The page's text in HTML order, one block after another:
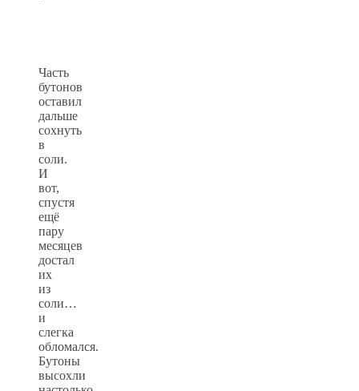
Часть
бутонов
оставил
дальше
сохнуть
в
соли.
И
вот,
спустя
ещё
пару
месяцев
достал
их
из
соли…
и
слегка
обломался.
Бутоны
высохли